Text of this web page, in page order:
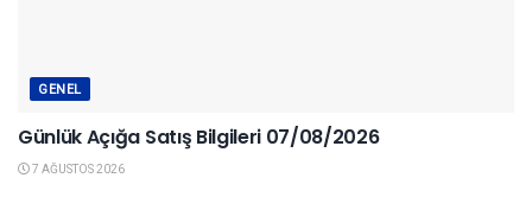
GENEL
Günlük Açığa Satış Bilgileri 07/08/2026
7 AĞUSTOS 2026